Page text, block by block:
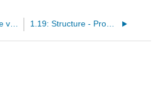
1.17: Structure - Le verbe être 1.19: Structure - Pronoms toniques ou disjoints